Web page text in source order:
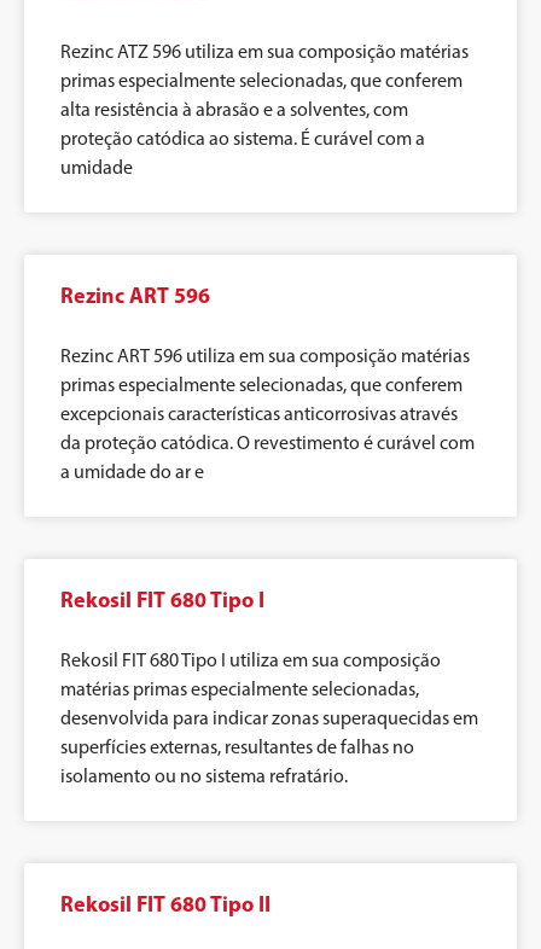
Rezinc ATZ 596 utiliza em sua composição matérias
primas especialmente selecionadas, que conferem
alta resistência à abrasão e a solventes, com
proteção catódica ao sistema. É curável com a
umidade
Rezinc ART 596
Rezinc ART 596 utiliza em sua composição matérias
primas especialmente selecionadas, que conferem
excepcionais características anticorrosivas através
da proteção catódica. O revestimento é curável com
a umidade do ar e
Rekosil FIT 680 Tipo I
Rekosil FIT 680 Tipo I utiliza em sua composição
matérias primas especialmente selecionadas,
desenvolvida para indicar zonas superaquecidas em
superfícies externas, resultantes de falhas no
isolamento ou no sistema refratário.
Rekosil FIT 680 Tipo II